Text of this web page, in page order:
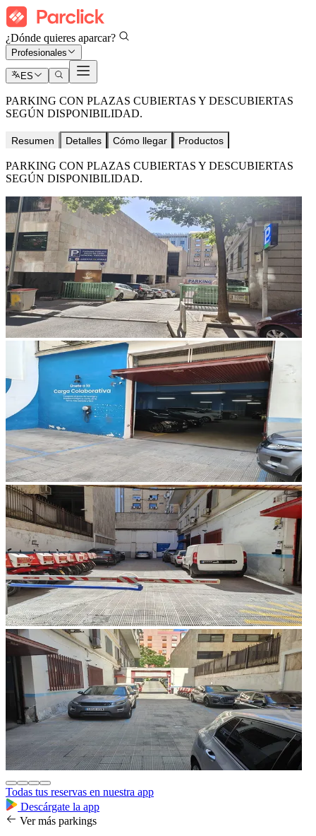
¿Dónde quieres aparcar?
Profesionales
ES
PARKING CON PLAZAS CUBIERTAS Y DESCUBIERTAS
SEGÚN DISPONIBILIDAD.
Resumen Detalles Cómo llegar Productos
PARKING CON PLAZAS CUBIERTAS Y DESCUBIERTAS
SEGÚN DISPONIBILIDAD.
Todas tus reservas en nuestra app
Descárgate la app
Ver más parkings